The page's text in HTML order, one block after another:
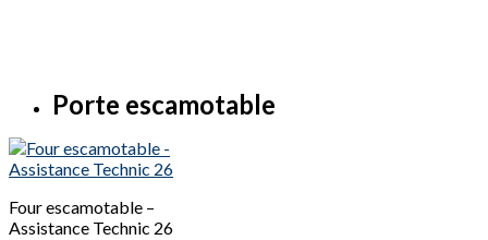
Porte escamotable
Four escamotable –
Assistance Technic 26